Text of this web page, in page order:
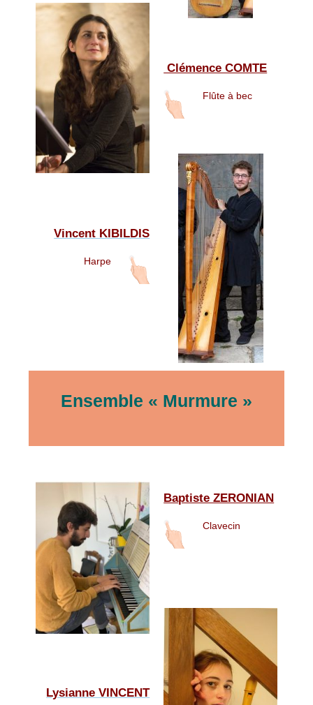
Clémence COMTE
Flûte à bec
Vincent KIBILDIS
Harpe
Ensemble « Murmure »
Baptiste ZERONIAN
Clavecin
Lysianne VINCENT